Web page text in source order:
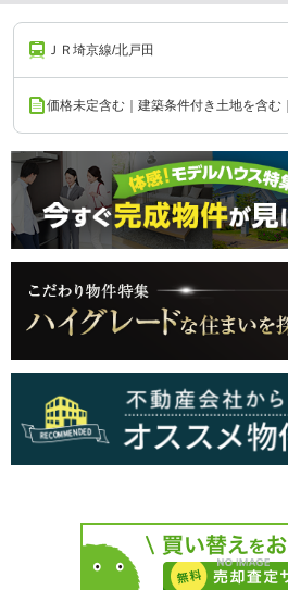
ＪＲ埼京線/北戸田
価格未定含む｜建築条件付き土地を含む｜